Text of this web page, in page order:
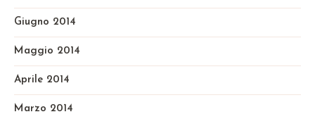
Giugno 2014
Maggio 2014
Aprile 2014
Marzo 2014